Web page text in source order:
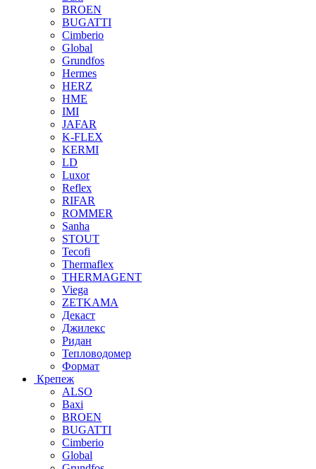
BROEN
BUGATTI
Cimberio
Global
Grundfos
Hermes
HERZ
HME
IMI
JAFAR
K-FLEX
KERMI
LD
Luxor
Reflex
RIFAR
ROMMER
Sanha
STOUT
Tecofi
Thermaflex
THERMAGENT
Viega
ZETKAMA
Декаст
Джилекс
Ридан
Тепловодомер
Формат
Крепеж
ALSO
Baxi
BROEN
BUGATTI
Cimberio
Global